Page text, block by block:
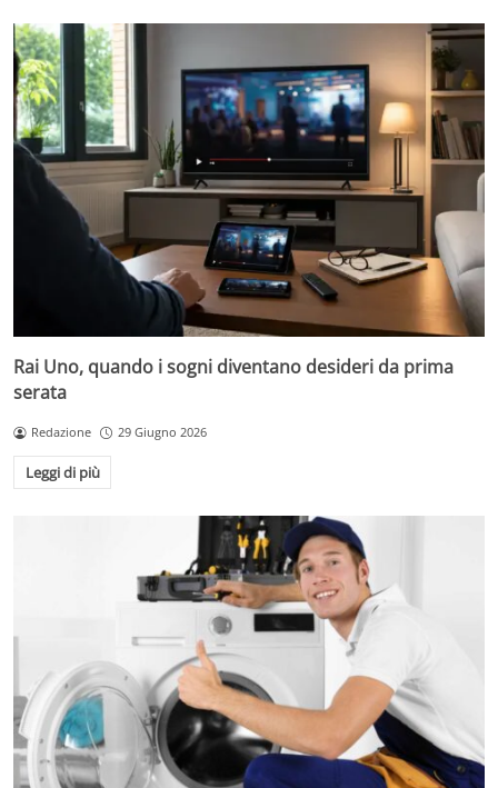
Rai Uno, quando i sogni diventano desideri da prima
serata
Redazione 29 Giugno 2026
Leggi di più